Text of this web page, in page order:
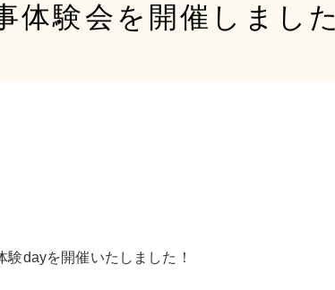
体験会を開催しました
dayを開催いたしました！